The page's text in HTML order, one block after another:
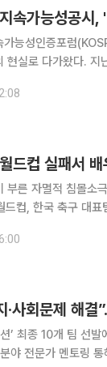
속가능성공시,
회장 담론으로만 그칠 것 같던 환경·
현실로 다가왔다. 지
것인데 첫해에는
드컵 실패서 배
부른 자멸적 침몰소
었음에도 감독이 자
·사회문제 해
’ 최종 10개 팀 선
토링 통해 사업화 지원 SK이노베이션